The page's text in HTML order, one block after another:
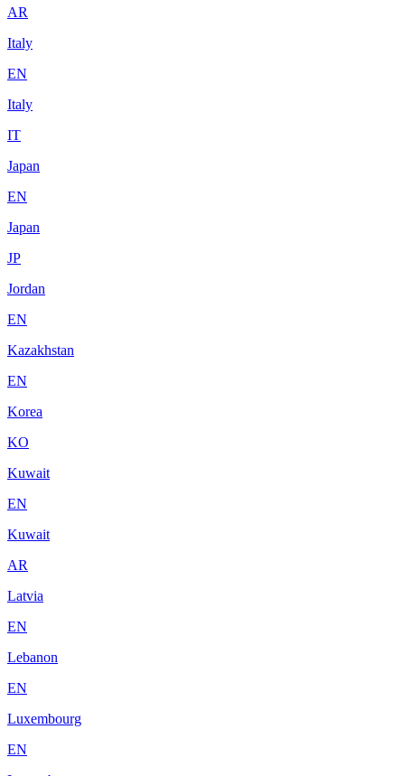
AR
Italy
EN
Italy
IT
Japan
EN
Japan
JP
Jordan
EN
Kazakhstan
EN
Korea
KO
Kuwait
EN
Kuwait
AR
Latvia
EN
Lebanon
EN
Luxembourg
EN